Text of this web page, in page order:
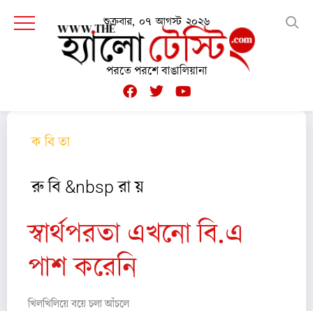
শুক্রবার, ০৭ আগস্ট ২০২৬
পরতে পরশে বাঙালিয়ানা
ক বি তা
রু বি &nbsp রা য়
স্বার্থপরতা এখনো বি.এ
পাশ করেনি
খিলখিলিয়ে বয়ে চলা আঁচলে